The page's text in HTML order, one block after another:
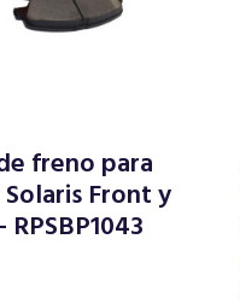
freno para
Front y